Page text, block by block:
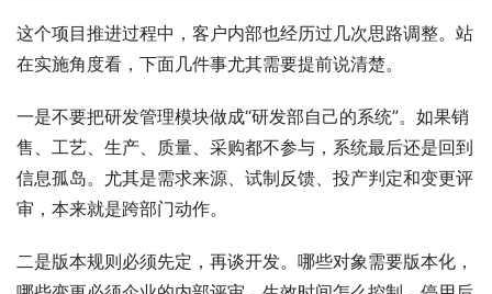
这个项目推进过程中，客户内部也经历过几次思路调整。站
在实施角度看，下面几件事尤其需要提前说清楚。
一是不要把研发管理模块做成“研发部自己的系统”。如果销
售、工艺、生产、质量、采购都不参与，系统最后还是回到
信息孤岛。尤其是需求来源、试制反馈、投产判定和变更评
审，本来就是跨部门动作。
二是版本规则必须先定，再谈开发。哪些对象需要版本化，